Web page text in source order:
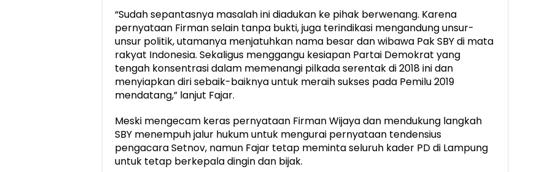
“Sudah sepantasnya masalah ini diadukan ke pihak berwenang. Karena
pernyataan Firman selain tanpa bukti, juga terindikasi mengandung unsur-
unsur politik, utamanya menjatuhkan nama besar dan wibawa Pak SBY di mata
rakyat Indonesia. Sekaligus menggangu kesiapan Partai Demokrat yang
tengah konsentrasi dalam memenangi pilkada serentak di 2018 ini dan
menyiapkan diri sebaik-baiknya untuk meraih sukses pada Pemilu 2019
mendatang,” lanjut Fajar.
Meski mengecam keras pernyataan Firman Wijaya dan mendukung langkah
SBY menempuh jalur hukum untuk mengurai pernyataan tendensius
pengacara Setnov, namun Fajar tetap meminta seluruh kader PD di Lampung
untuk tetap berkepala dingin dan bijak.